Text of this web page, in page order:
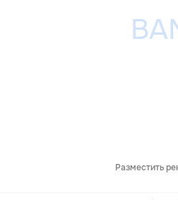
Разместить